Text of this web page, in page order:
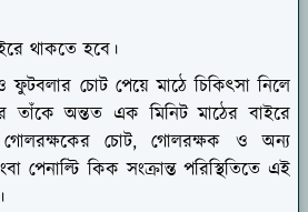
থাকতে হবে।
ফুটবলার চোট পেয়ে মাঠে চিকিৎসা নিলে
অন্তত এক মিনিট মাঠের বাইরে
চোট, গোলরক্ষক ও অন্য
পেনাল্টি কিক সংক্রান্ত পরিস্থিতিতে এই